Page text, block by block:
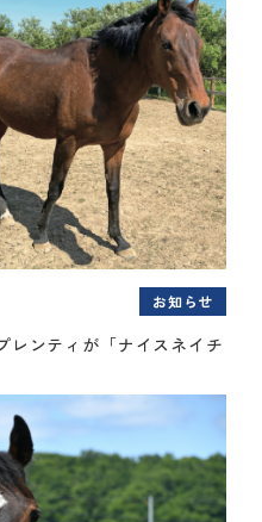
お知らせ
レンティが「ナイスネイチ